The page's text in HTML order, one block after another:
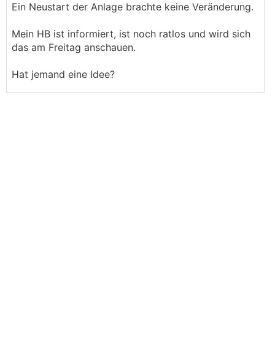
Ein Neustart der Anlage brachte keine Veränderung.
Mein HB ist informiert, ist noch ratlos und wird sich
das am Freitag anschauen.
Hat jemand eine Idee?